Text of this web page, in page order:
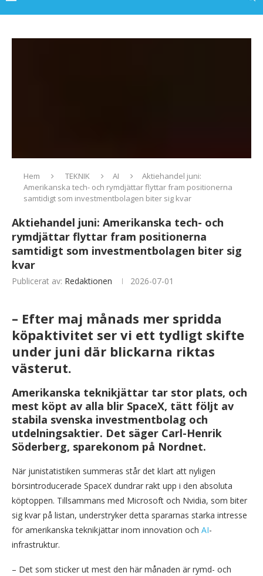
Hem TEKNIK AI
Aktiehandel juni:
Amerikanska tech- och rymdjättar flyttar fram positionerna
samtidigt som investmentbolagen biter sig kvar
Aktiehandel juni: Amerikanska tech- och
rymdjättar flyttar fram positionerna
samtidigt som investmentbolagen biter sig
kvar
Publicerat av: Redaktionen 2026-07-01
– Efter maj månads mer spridda
köpaktivitet ser vi ett tydligt skifte
under juni där blickarna riktas
västerut.
Amerikanska teknikjättar tar stor plats, och
mest köpt av alla blir SpaceX, tätt följt av
stabila svenska investmentbolag och
utdelningsaktier. Det säger Carl-Henrik
Söderberg, sparekonom på Nordnet.
När junistatistiken summeras står det klart att nyligen
börsintroducerade SpaceX dundrar rakt upp i den absoluta
köptoppen. Tillsammans med Microsoft och Nvidia, som biter
sig kvar på listan, understryker detta spararnas starka intresse
för amerikanska teknikjättar inom innovation och AI-
infrastruktur.
– Det som sticker ut mest den här månaden är rymd- och